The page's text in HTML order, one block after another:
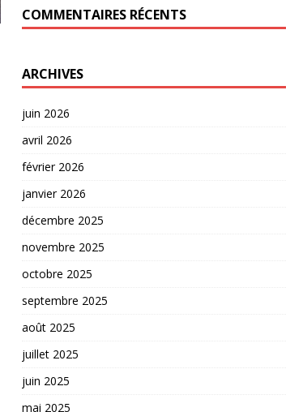
COMMENTAIRES RÉCENTS
ARCHIVES
juin 2026
avril 2026
février 2026
janvier 2026
décembre 2025
novembre 2025
octobre 2025
septembre 2025
août 2025
juillet 2025
juin 2025
mai 2025